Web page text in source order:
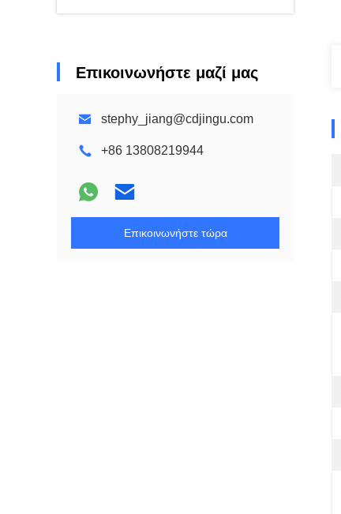
Επικοινωνήστε μαζί μας
stephy_jiang@cdjingu.com
+86 13808219944
Επικοινωνήστε τώρα